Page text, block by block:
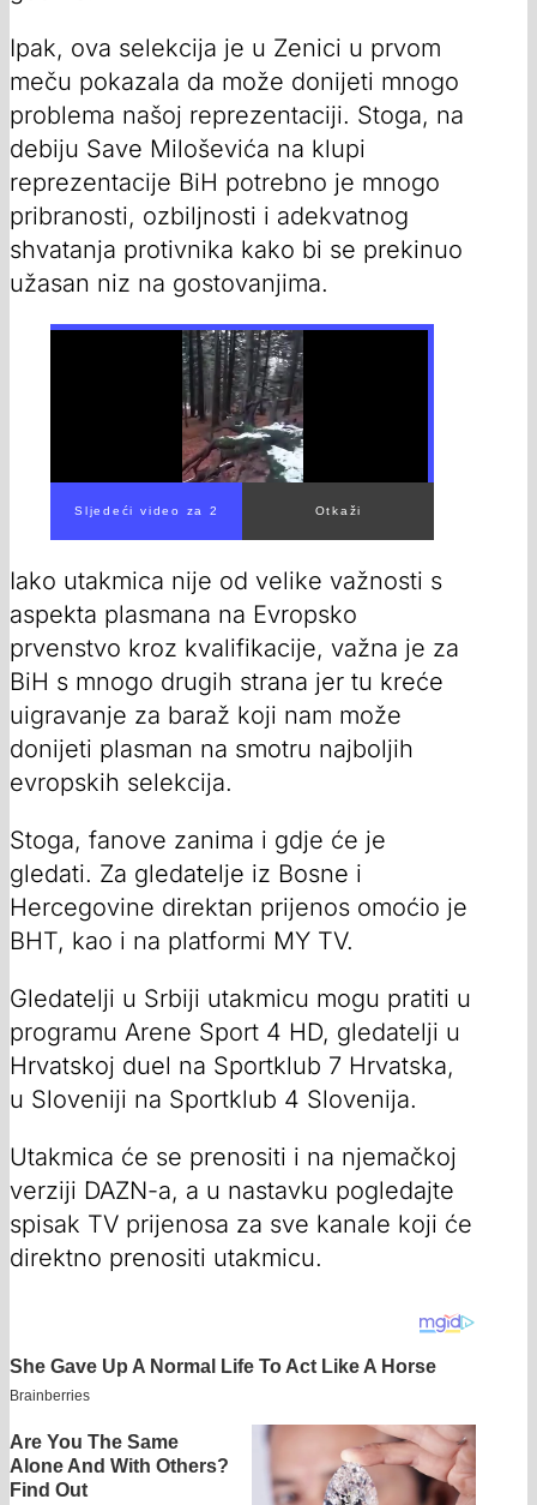
Ipak, ova selekcija je u Zenici u prvom
meču pokazala da može donijeti mnogo
problema našoj reprezentaciji. Stoga, na
debiju Save Miloševića na klupi
reprezentacije BiH potrebno je mnogo
pribranosti, ozbiljnosti i adekvatnog
shvatanja protivnika kako bi se prekinuo
užasan niz na gostovanjima.
Iako utakmica nije od velike važnosti s
aspekta plasmana na Evropsko
prvenstvo kroz kvalifikacije, važna je za
BiH s mnogo drugih strana jer tu kreće
uigravanje za baraž koji nam može
donijeti plasman na smotru najboljih
evropskih selekcija.
Stoga, fanove zanima i gdje će je
gledati. Za gledatelje iz Bosne i
Hercegovine direktan prijenos omoćio je
BHT, kao i na platformi MY TV.
Gledatelji u Srbiji utakmicu mogu pratiti u
programu Arene Sport 4 HD, gledatelji u
Hrvatskoj duel na Sportklub 7 Hrvatska,
u Sloveniji na Sportklub 4 Slovenija.
Utakmica će se prenositi i na njemačkoj
verziji DAZN-a, a u nastavku pogledajte
spisak TV prijenosa za sve kanale koji će
direktno prenositi utakmicu.